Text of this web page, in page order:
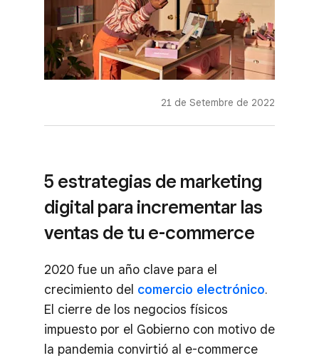
21 de Setembre de 2022
5 estrategias de marketing
digital para incrementar las
ventas de tu e-commerce
2020 fue un año clave para el
crecimiento del comercio electrónico.
El cierre de los negocios físicos
impuesto por el Gobierno con motivo de
la pandemia convirtió al e-commerce